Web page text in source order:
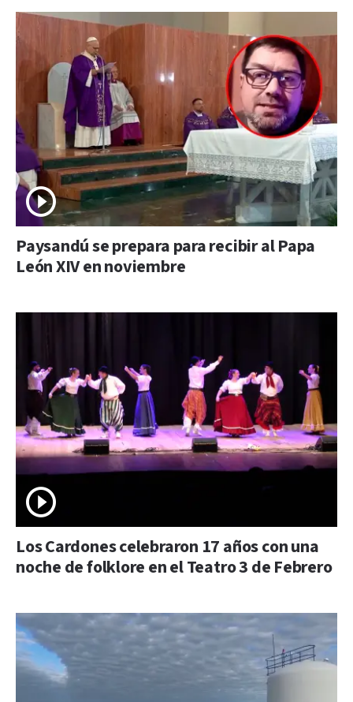
Paysandú se prepara para recibir al Papa
León XIV en noviembre
Los Cardones celebraron 17 años con una
noche de folklore en el Teatro 3 de Febrero